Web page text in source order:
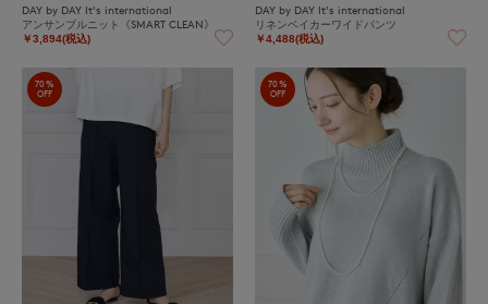
DAY by DAY It's international
アンサンブルニット《SMART CLEAN》
￥3,894(税込)
DAY by DAY It's international
リネンベイカーワイドパンツ
￥4,488(税込)
70%
OFF
70%
OFF